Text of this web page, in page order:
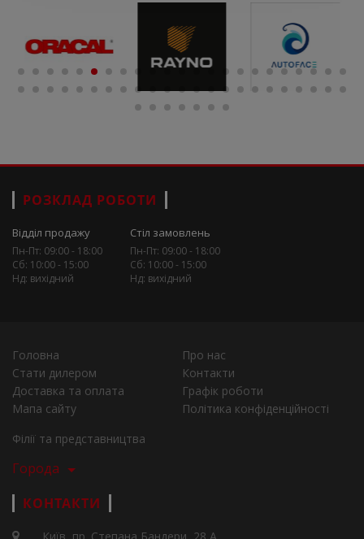
РОЗКЛАД РОБОТИ
Відділ продажу
Пн-Пт: 09:00 - 18:00
Сб: 10:00 - 15:00
Нд: вихідний
Стіл замовлень
Пн-Пт: 09:00 - 18:00
Сб: 10:00 - 15:00
Нд: вихідний
Головна
Про нас
Стати дилером
Контакти
Доставка та оплата
Графік роботи
Мапа сайту
Політика конфіденційності
Філії та представництва
Города
КОНТАКТИ